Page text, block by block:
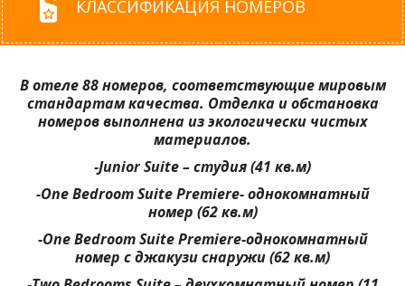
КЛАССИФИКАЦИЯ НОМЕРОВ
В отеле 88 номеров, соответствующие мировым
стандартам качества. Отделка и обстановка
номеров выполнена из экологически чистых
материалов.
-Junior Suite –студия(41 кв.м)
-One Bedroom Suite Premiere-однокомнатный
номер (62кв.м)
-One Bedroom Suite Premiere-однокомнатный
номер сджакузиснаружи(62кв.м)